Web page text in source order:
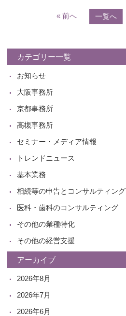
« 前へ 一覧へ
カテゴリー一覧
お知らせ
大阪事務所
京都事務所
高槻事務所
セミナー・メディア情報
トレンドニュース
基本業務
相続等の申告とコンサルティング
医科・歯科のコンサルティング
その他の業種特化
その他の経営支援
アーカイブ
2026年8月
2026年7月
2026年6月